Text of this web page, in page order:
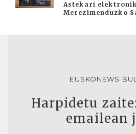
Astekari
Merezimenduzko
EUSKONEWS
Harpidetu
emailean